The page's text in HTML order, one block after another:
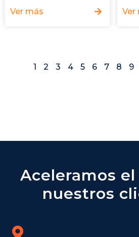
Ver más Ver
1 2 3 4 5 6 7 8 9
Aceleramos
nuestros